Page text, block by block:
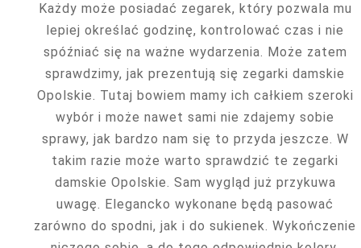
Każdy może posiadać zegarek, który pozwala mu
lepiej określać godzinę, kontrolować czas i nie
spóźniać się na ważne wydarzenia. Może zatem
sprawdzimy, jak prezentują się zegarki damskie
Opolskie. Tutaj bowiem mamy ich całkiem szeroki
wybór i może nawet sami nie zdajemy sobie
sprawy, jak bardzo nam się to przyda jeszcze. W
takim razie może warto sprawdzić te zegarki
damskie Opolskie. Sam wygląd już przykuwa
uwagę. Elegancko wykonane będą pasować
zarówno do spodni, jak i do sukienek. Wykończenie